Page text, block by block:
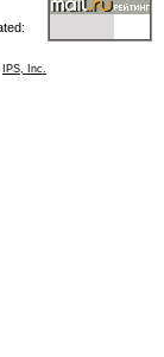
IPS, Inc.